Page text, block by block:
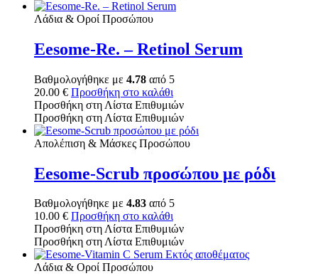
Λάδια & Οροί Προσώπου
Eesome-Re. – Retinol Serum
Βαθμολογήθηκε με 4.78 από 5
20.00 € Προσθήκη στο καλάθι
Προσθήκη στη Λίστα Επιθυμιών
Προσθήκη στη Λίστα Επιθυμιών
Απολέπιση & Μάσκες Προσώπου
Eesome-Scrub προσώπου με ρόδι
Βαθμολογήθηκε με 4.83 από 5
10.00 € Προσθήκη στο καλάθι
Προσθήκη στη Λίστα Επιθυμιών
Προσθήκη στη Λίστα Επιθυμιών
Εκτός αποθέματος
Λάδια & Οροί Προσώπου